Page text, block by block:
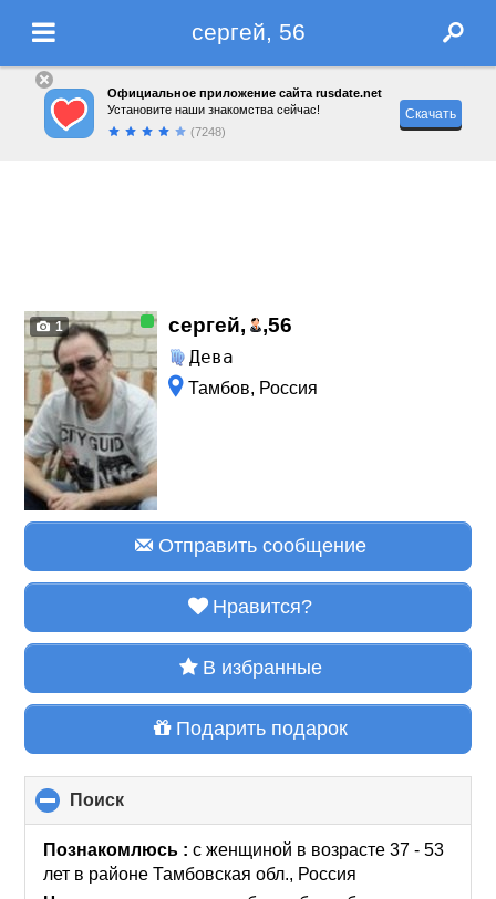
сергей, 56
Официальное приложение сайта rusdate.net
Установите наши знакомства сейчас!
(7248)
Скачать
1 сергей, ,56
Дева
Тамбов, Россия
Отправить сообщение
Нравится?
В избранные
Подарить подарок
Поиск
to
collapse
contents
Познакомлюсь :с женщиной в возрасте 37 - 53
лет в районе Тамбовская обл., Россия